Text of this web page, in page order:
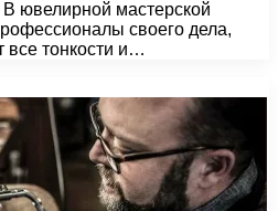
В ювелирной мастерской
своего дела,
все тонкости и…